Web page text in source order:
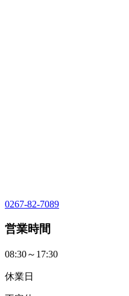
0267-82-7089
営業時間
08:30～17:30
休業日